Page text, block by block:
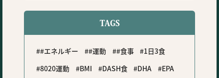
TAGS
#エネルギー #運動 #食事
1日3食
8020運動
BMI DASH食 DHA
EPA